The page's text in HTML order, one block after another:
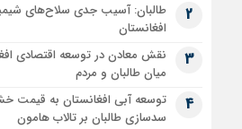
2
طالبان: آسیب جدی سلاح‌های
افغانستان
3
نقش معادن در توسعه اقتصادی
میان طالبان و مردم
4
توسعه آبی افغانستان به قیمت
سدسازی طالبان بر تالاب هامون